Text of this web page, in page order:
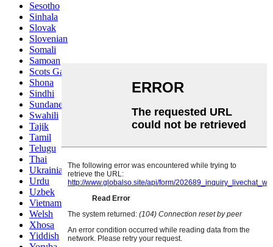
Sesotho
Sinhala
Slovak
Slovenian
Somali
Samoan
Scots Gaelic
Shona
Sindhi
Sundanese
Swahili
Tajik
Tamil
Telugu
Thai
Ukrainian
Urdu
Uzbek
Vietnamese
Welsh
Xhosa
Yiddish